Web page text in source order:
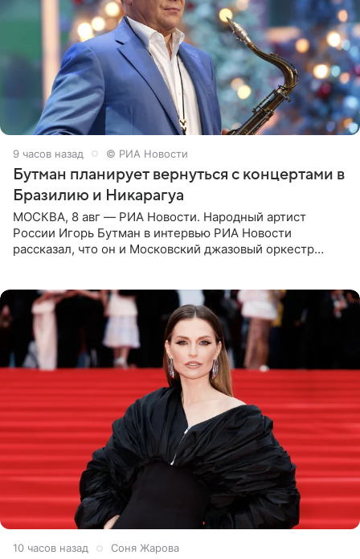
9 часов назад © РИА Новости
Бутман планирует вернуться с концертами в
Бразилию и Никарагуа
МОСКВА, 8 авг — РИА Новости. Народный артист
России Игорь Бутман в интервью РИА Новости
рассказал, что он и Московский джазовый оркестр
10 часов назад Соня Жарова